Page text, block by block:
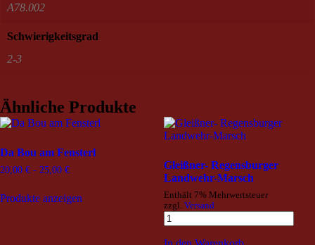
A78.002
Schwierigkeitsgrad
2-3
Ähnliche Produkte
Da Bou am Fensterl
20,00 € - 25,00 €
Produkte anzeigen
Gleißner- Regensburger
Landwehr-Marsch
Enthält 7% Mehrwertsteuer
zzgl. Versand